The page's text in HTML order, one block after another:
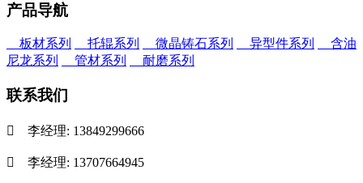
产品导航
板材系列 托辊系列 微晶铸石系列 异型件系列
含油
尼龙系列
管材系列 耐磨系列
联系我们
 李经理: 13849299666
 李经理: 13707664945